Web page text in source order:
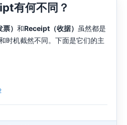
有何不同？
） 和Receipt（收据） 虽然都是
时机截然不同。下面是它们的主